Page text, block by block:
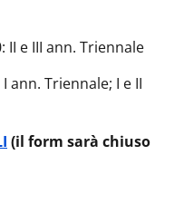
e III ann. Triennale
ann. Triennale; I e II
(il form sarà chiuso